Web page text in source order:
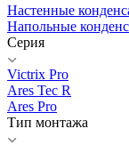
Настенные
Напольные
Серия
Victrix Pro
Ares Tec R
Ares Pro
Тип монтажа